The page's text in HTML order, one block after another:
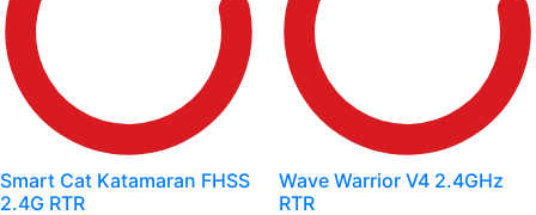
Smart Cat Katamaran FHSS
2.4G RTR
Wave Warrior V4 2.4GHz
RTR